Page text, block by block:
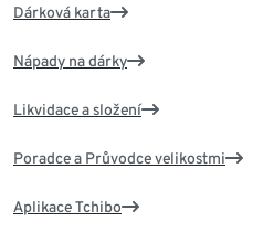
Dárková karta
Nápady na dárky
Likvidace a složení
Poradce a Průvodce velikostmi
Aplikace Tchibo